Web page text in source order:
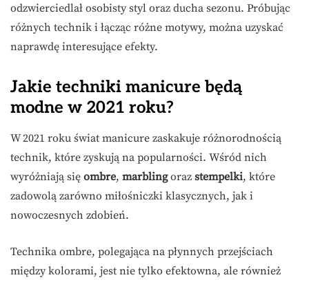
odzwierciedlał osobisty styl oraz ducha sezonu. Próbując
różnych technik i łącząc różne motywy, można uzyskać
naprawdę interesujące efekty.
Jakie techniki manicure będą
modne w 2021 roku?
W 2021 roku świat manicure zaskakuje różnorodnością
technik, które zyskują na popularności. Wśród nich
wyróżniają się ombre, marblingoraz stempelki, które
zadowolą zarówno miłośniczki klasycznych, jak i
nowoczesnych zdobień.
Technika ombre, polegająca na płynnych przejściach
między kolorami, jest nie tylko efektowna, ale również